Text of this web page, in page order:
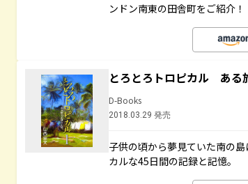
ンドン南東の田舎町をご紹介！
とろとろトロピカル あ
D-Books
2018.03.29 発売
子供の頃から夢見ていた南の
カルな45日間の記録と記憶。